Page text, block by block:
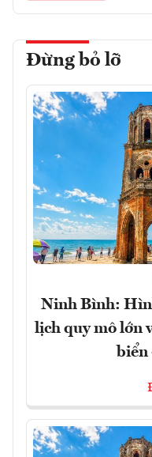
Đừng bỏ lỡ
Ninh Bình:
lịch quy mô lớn
biển